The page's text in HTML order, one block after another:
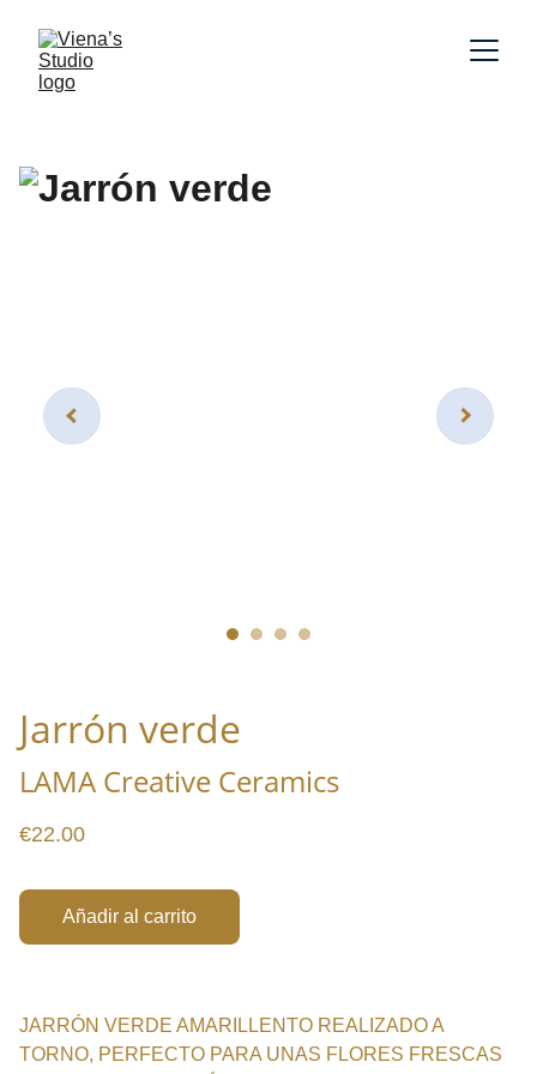
Jarrón verde
LAMA Creative Ceramics
€22.00
Añadir al carrito
JARRÓN VERDE AMARILLENTO REALIZADO A
TORNO, PERFECTO PARA UNAS FLORES FRESCAS